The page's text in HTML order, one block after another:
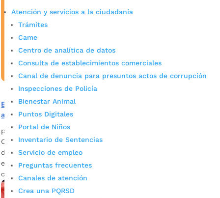
Atención y servicios a la ciudadanía
Trámites
Came
Centro de analítica de datos
Consulta de establecimientos comerciales
Canal de denuncia para presuntos actos de corrupción
Inspecciones de Policía
Bienestar Animal
Puntos Digitales
Portal de Niños
Inventario de Sentencias
Servicio de empleo
Preguntas frecuentes
Canales de atención
Crea una PQRSD
El Parque Centenario tendrá un nuevo monumento
alusivo a los 400 años de Bucaramanga
por Mónica María Farfán Sanabria
Conozca y participe en el concurso de arquitectura que
definirá la nueva pieza escultórica, que se construirá en el
emblemático Parque Centenario, ubicado en el Centro de la
ciudad dentro del Distrito de Artes y Oficios.